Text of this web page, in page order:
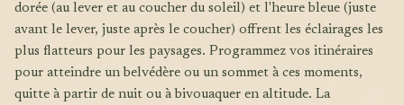
dorée (au lever et au coucher du soleil) et l'heure bleue (juste
avant le lever, juste après le coucher) offrent les éclairages les
plus flatteurs pour les paysages. Programmez vos itinéraires
pour atteindre un belvédère ou un sommet à ces moments,
quitte à partir de nuit ou à bivouaquer en altitude. La